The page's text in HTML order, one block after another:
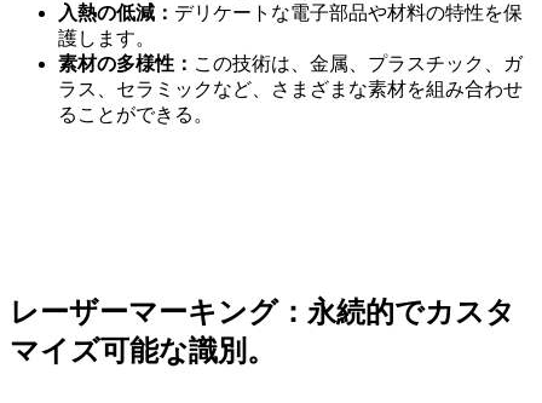
入熱の低減： デリケートな電子部品や材料の特性を保
護します。
素材の多様性： この技術は、金属、プラスチック、ガ
ラス、セラミックなど、さまざまな素材を組み合わせ
ることができる。
レーザーマーキング：永続的でカスタ
マイズ可能な識別 。